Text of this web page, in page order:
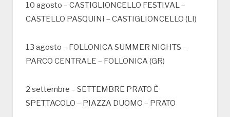
10 agosto – CASTIGLIONCELLO FESTIVAL –
CASTELLO PASQUINI – CASTIGLIONCELLO (LI)
13 agosto – FOLLONICA SUMMER NIGHTS –
PARCO CENTRALE – FOLLONICA (GR)
2 settembre – SETTEMBRE PRATO È
SPETTACOLO – PIAZZA DUOMO – PRATO